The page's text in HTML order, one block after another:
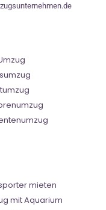
mieten
mit Aquarium